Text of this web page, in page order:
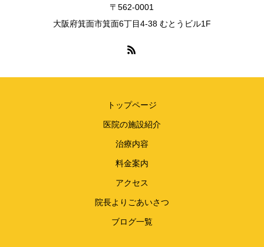
〒562-0001
大阪府箕面市箕面6丁目4-38 むとうビル1F
トップページ
医院の施設紹介
治療内容
料金案内
アクセス
院長よりごあいさつ
ブログ一覧